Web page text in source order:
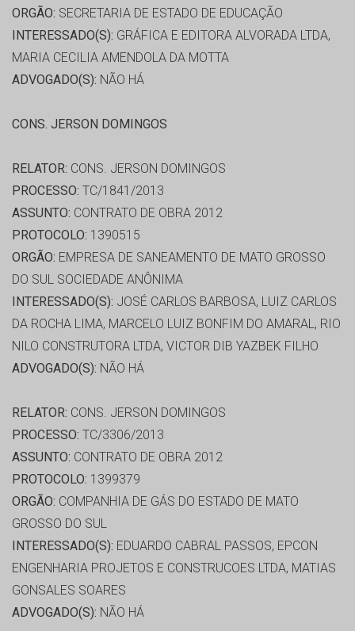
ORGÃO: SECRETARIA DE ESTADO DE EDUCAÇÃO
INTERESSADO(S): GRÁFICA E EDITORA ALVORADA LTDA,
MARIA CECILIA AMENDOLA DA MOTTA
ADVOGADO(S): NÃO HÁ
CONS. JERSON DOMINGOS
RELATOR: CONS. JERSON DOMINGOS
PROCESSO: TC/1841/2013
ASSUNTO: CONTRATO DE OBRA 2012
PROTOCOLO: 1390515
ORGÃO: EMPRESA DE SANEAMENTO DE MATO GROSSO
DO SUL SOCIEDADE ANÔNIMA
INTERESSADO(S): JOSÉ CARLOS BARBOSA, LUIZ CARLOS
DA ROCHA LIMA, MARCELO LUIZ BONFIM DO AMARAL, RIO
NILO CONSTRUTORA LTDA, VICTOR DIB YAZBEK FILHO
ADVOGADO(S): NÃO HÁ
RELATOR: CONS. JERSON DOMINGOS
PROCESSO: TC/3306/2013
ASSUNTO: CONTRATO DE OBRA 2012
PROTOCOLO: 1399379
ORGÃO: COMPANHIA DE GÁS DO ESTADO DE MATO
GROSSO DO SUL
INTERESSADO(S): EDUARDO CABRAL PASSOS, EPCON
ENGENHARIA PROJETOS E CONSTRUCOES LTDA, MATIAS
GONSALES SOARES
ADVOGADO(S): NÃO HÁ